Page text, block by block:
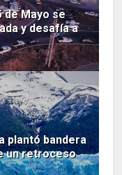
de Mayo se
y desafía a
plantó bandera
un retroceso